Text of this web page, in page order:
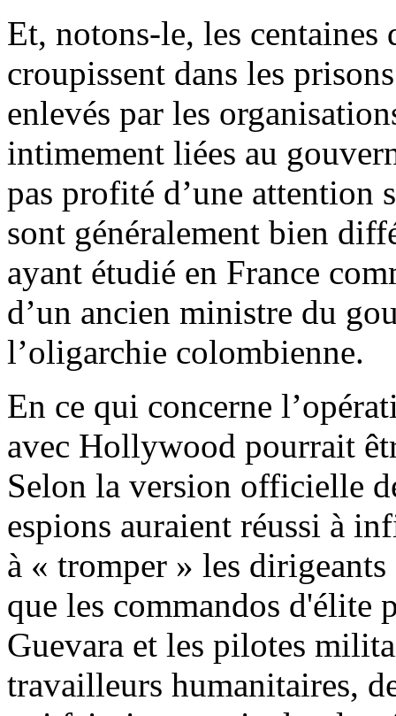
Et, notons-le, les
croupissent dans les
enlevés par les
intimement liées au
pas profité d’une attention
sont généralement bien
ayant étudié en France
d’un ancien ministre du
l’oligarchie colombienne.
En ce qui concerne
avec Hollywood pourrait
Selon la version officielle
espions auraient réussi à
à « tromper » les
que les commandos d'élite
Guevara et les pilotes
travailleurs humanitaires,